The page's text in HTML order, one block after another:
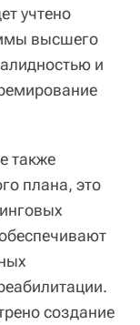
учтено
высшего
и
также
плана, это
создание